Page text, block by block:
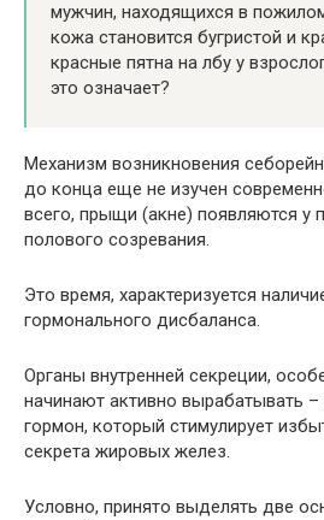
мужчин, находящихся в
кожа становится бугристой и
красные пятна на лбу у
это означает?
Механизм возникновения
до конца еще не изучен
всего, прыщи (акне) появляются у
полового созревания.
Это время, характеризуется
гормонального дисбаланса.
Органы внутренней секреции,
начинают активно вырабатывать
гормон, который стимулирует
секрета жировых желез.
Условно, принято выделять две